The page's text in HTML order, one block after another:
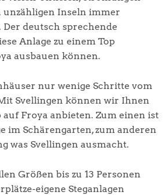
unzähligen Inseln immer
deutsch sprechende
Anlage zu einem Top
ausbauen können.
nur wenige Schritte vom
Svellingen können wir Ihnen
auf Froya anbieten. Zum einen ist
im Schärengarten, zum anderen
was Svellingen ausmacht.
Größen bis zu 13 Personen
eigene Steganlagen